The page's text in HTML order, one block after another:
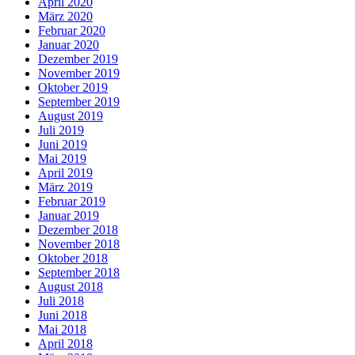
März 2020
Februar 2020
Januar 2020
Dezember 2019
November 2019
Oktober 2019
September 2019
August 2019
Juli 2019
Juni 2019
Mai 2019
April 2019
März 2019
Februar 2019
Januar 2019
Dezember 2018
November 2018
Oktober 2018
September 2018
August 2018
Juli 2018
Juni 2018
Mai 2018
April 2018